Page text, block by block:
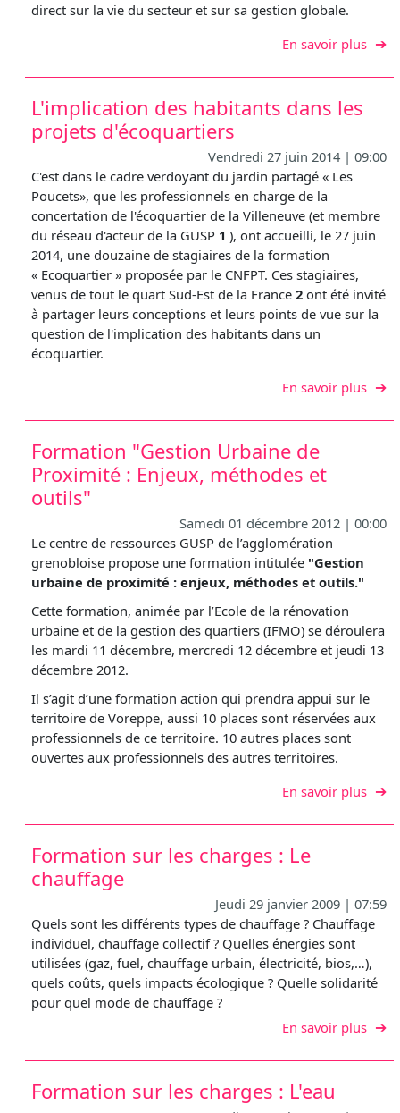
direct sur la vie du secteur et sur sa gestion globale.
En savoir plussur
L'implication des habitants dans les
projets d'écoquartiers
Vendredi 27 juin 2014 | 09:00
C'est dans le cadre verdoyant du jardin partagé « Les
Poucets», que les professionnels en charge de la
concertation de l'écoquartier de la Villeneuve (et membre
du réseau d'acteur de la GUSP 1 ), ont accueilli, le 27 juin
2014, une douzaine de stagiaires de la formation
« Ecoquartier » proposée par le CNFPT. Ces stagiaires,
venus de tout le quart Sud-Est de la France 2 ont été invité
à partager leurs conceptions et leurs points de vue sur la
question de l'implication des habitants dans un
écoquartier.
En savoir plussur
Formation "Gestion Urbaine de
Proximité : Enjeux, méthodes et
outils"
Samedi 01 décembre 2012 | 00:00
Le centre de ressources GUSP de l’agglomération
grenobloise propose une formation intitulée "Gestion
urbaine de proximité : enjeux, méthodes et outils."
Cette formation, animée par l’Ecole de la rénovation
urbaine et de la gestion des quartiers (IFMO) se déroulera
les mardi 11 décembre, mercredi 12 décembre et jeudi 13
décembre 2012.
Il s’agit d’une formation action qui prendra appui sur le
territoire de Voreppe, aussi 10 places sont réservées aux
professionnels de ce territoire. 10 autres places sont
ouvertes aux professionnels des autres territoires.
En savoir plussur
Formation sur les charges : Le
chauffage
Jeudi 29 janvier 2009 | 07:59
Quels sont les différents types de chauffage ? Chauffage
individuel, chauffage collectif ? Quelles énergies sont
utilisées (gaz, fuel, chauffage urbain, électricité, bios,…),
quels coûts, quels impacts écologique ? Quelle solidarité
pour quel mode de chauffage ?
En savoir plussur
Formation sur les charges : L'eau